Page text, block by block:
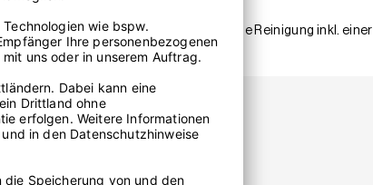
Du Links zu spezifischen Tipps für die Reinigung inkl. einer